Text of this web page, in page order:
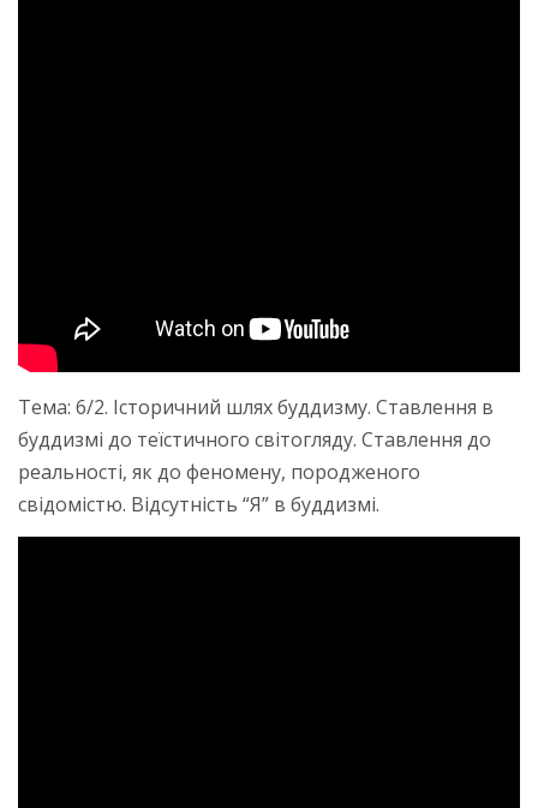
Тема: 6/2. Історичний шлях буддизму. Ставлення в
буддизмі до теїстичного світогляду. Ставлення до
реальності, як до феномену, породженого
свідомістю. Відсутність “Я” в буддизмі.